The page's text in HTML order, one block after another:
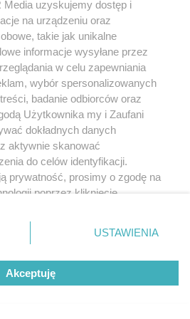
domu
jak nazwa
kraju. W
je zaledwie 3
Media uzyskujemy dostęp i
na urządzeniu oraz
takie jak unikalne
informacje wysyłane przez
w celu zapewniania
wybór spersonalizowanych
badanie odbiorców oraz
Użytkownika my i Zaufani
dokładnych danych
aktywnie skanować
do celów identyfikacji.
prywatność, prosimy o zgodę na
poprzez kliknięcie
przycisk ustawień prywatności
dolnym rogu strony
nie wymagają zgody
sprzeciwić się takiemu
będą miały zastosowanie tylko
USTAWIENIA
Akceptuję